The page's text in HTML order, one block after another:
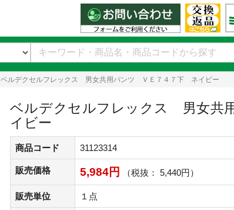
ベルデクセルフレックス 男女共用パンツ ＶＥ７４７下 ネイビー
ベルデクセルフレックス 男女
イビー
商品コード 31123314
販売価格 5,984円 （税抜： 5,440円）
販売単位 １点